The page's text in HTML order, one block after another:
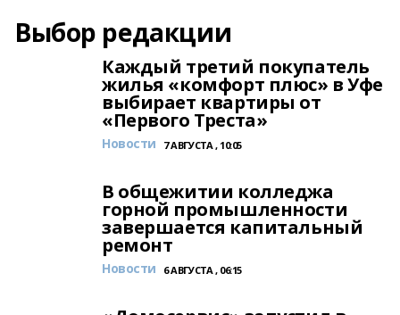
Выбор редакции
Каждый третий покупатель
жилья «комфорт плюс» в Уфе
выбирает квартиры от
«Первого Треста»
Новости 7 АВГУСТА , 10:05
В общежитии колледжа
горной промышленности
завершается капитальный
ремонт
Новости 6 АВГУСТА , 06:15